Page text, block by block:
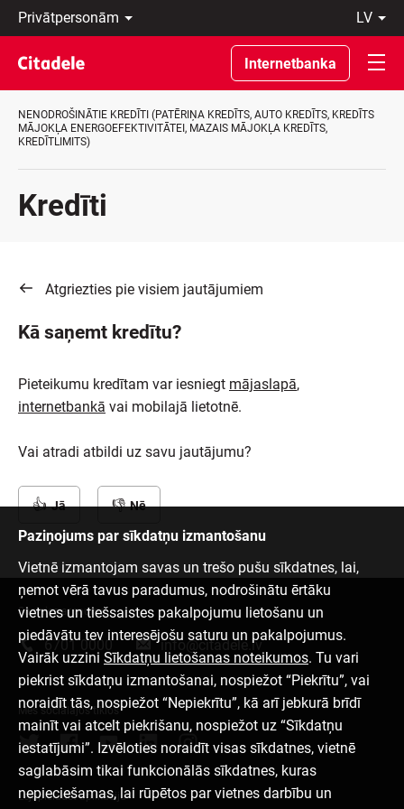
Privātpersonām
Uzņēmumiem
Private
Banking
Par
banku
C
REWARDS
lv
Latviski
По-
русски
In
English
Internetbanka
NENODROŠINĀTIE KREDĪTI (PATĒRIŅA KREDĪTS, AUTO KREDĪTS, KREDĪTS
MĀJOKĻA ENERGOEFEKTIVITĀTEI, MAZAIS MĀJOKĻA KREDĪTS,
KREDĪTLIMITS)
Kredīti
Atgriezties pie visiem jautājumiem
Kā saņemt kredītu?
Pieteikumu kredītam var iesniegt mājaslapā,
internetbankā vai mobilajā lietotnē.
Vai atradi atbildi uz savu jautājumu?
Jā Nē
Paziņojums par sīkdatņu izmantošanu
Vietnē izmantojam savas un trešo pušu sīkdatnes, lai,
ņemot vērā tavus paradumus, nodrošinātu ērtāku
vietnes un tiešsaistes pakalpojumu lietošanu un
piedāvātu tev interesējošu saturu un pakalpojumus.
Vairāk uzzini Sīkdatņu lietošanas noteikumos. Tu vari
piekrist sīkdatņu izmantošanai, nospiežot “Piekrītu”, vai
noraidīt tās, nospiežot “Nepiekrītu”, kā arī jebkurā brīdī
mainīt vai atcelt piekrišanu, nospiežot uz “Sīkdatņu
iestatījumi”. Izvēloties noraidīt visas sīkdatnes, vietnē
saglabāsim tikai funkcionālās sīkdatnes, kuras
nepieciešamas, lai rūpētos par vietnes darbību un
Sazinies ar mums
6701 0000 info@citadele.lv
Mēs sociālajos tīklos
Lejupielādēt aplikāciju